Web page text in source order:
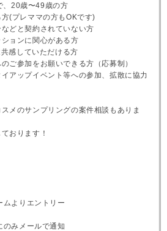
、20歳〜49歳の方
(プレママの方もOKです)
どと契約されていない方
ョンに関心がある方
感していただける方
ご参加をお願いできる方（応募制）
アップイベント等への参加、拡散に協力
メのサンプリングの案件相談もありま
おります！
ムよりエントリー
のみメールで通知